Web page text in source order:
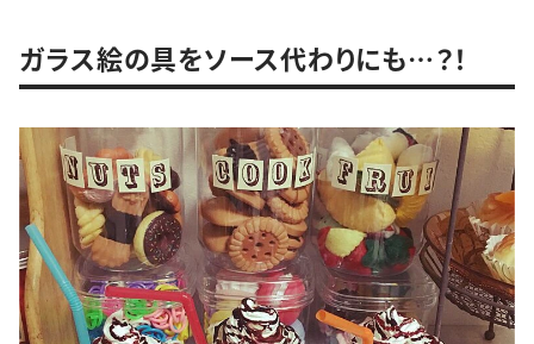
ガラス絵の具をソース代わりにも…？！